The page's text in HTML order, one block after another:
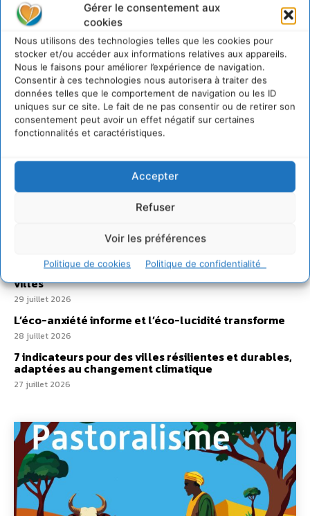
Gérer le consentement aux
cookies
Nous utilisons des technologies telles que les cookies pour
stocker et/ou accéder aux informations relatives aux appareils.
Nous le faisons pour améliorer l’expérience de navigation.
Consentir à ces technologies nous autorisera à traiter des
données telles que le comportement de navigation ou les ID
uniques sur ce site. Le fait de ne pas consentir ou de retirer son
consentement peut avoir un effet négatif sur certaines
fonctionnalités et caractéristiques.
Accepter
Refuser
Voir les préférences
Politique de cookies Politique de confidentialité
Sur Cdurable
Comment le sol français a perdu sa mémoire
hydrique et déréglé tout le territoire (2020-2026)
2 août 2026
Développer notre attention aux espèces vivantes
Un kit citoyen pour lever les freins au
développement des forêts comestibles dans nos
villes
29 juillet 2026
L’éco-anxiété informe et l’éco-lucidité transforme
28 juillet 2026
7 indicateurs pour des villes résilientes et durables,
adaptées au changement climatique
27 juillet 2026